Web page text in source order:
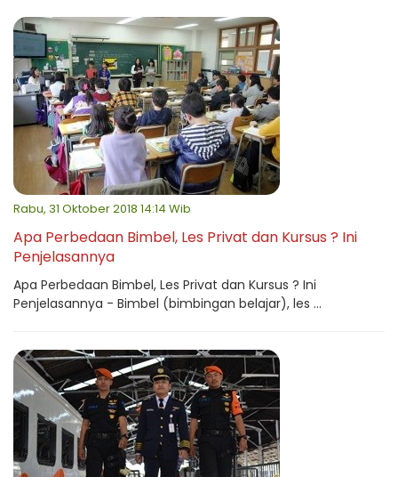
Rabu, 31 Oktober 2018 14:14 Wib
Apa Perbedaan Bimbel, Les Privat dan Kursus ? Ini
Penjelasannya
Apa Perbedaan Bimbel, Les Privat dan Kursus ? Ini
Penjelasannya - Bimbel (bimbingan belajar), les ...